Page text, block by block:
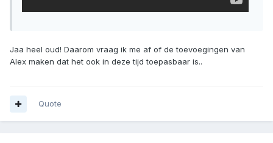
Jaa heel oud! Daarom vraag ik me af of de toevoegingen van
Alex maken dat het ook in deze tijd toepasbaar is..
Quote